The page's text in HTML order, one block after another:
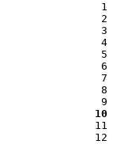
1
2
3
4
5
6
7
8
9
10
11
12